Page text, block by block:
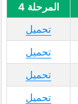
المرحلة 4
تحميل
تحميل
تحميل
تحميل